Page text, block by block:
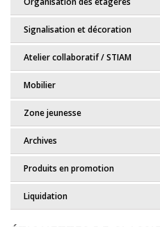
Signalisation et décoration
Atelier collaboratif / STIAM
Mobilier
Zone jeunesse
Archives
Produits en promotion
Liquidation